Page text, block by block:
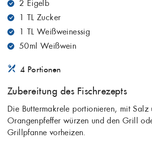
2 Eigelb
1 TL Zucker
1 TL Weißweinessig
50ml Weißwein
4 Portionen
Zubereitung des Fischrezepts
Die Buttermakrele portionieren, mit Salz
Orangenpfeffer würzen und den Grill
Grillpfanne vorheizen.